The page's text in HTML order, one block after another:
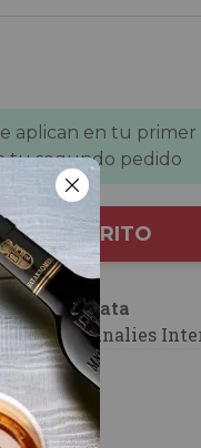
aplican en tu primer
tu segundo pedido
AL CARRITO
Plata
Vinalies